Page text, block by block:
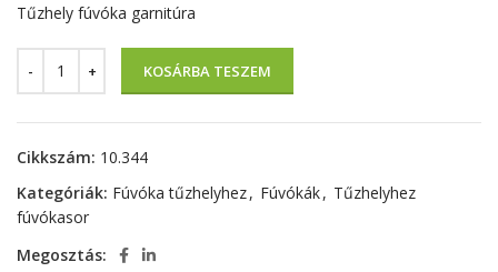
Tűzhely fúvóka garnitúra
KOSÁRBA TESZEM
Cikkszám: 10.344
Kategóriák: Fúvóka tűzhelyhez, Fúvókák, Tűzhelyhez
fúvókasor
Megosztás: